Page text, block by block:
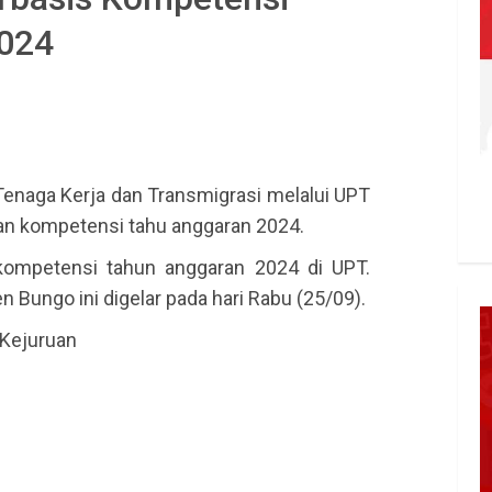
Kerja dan Transmigrasi melalui UPT
kompetensi tahu anggaran 2024.
tahun anggaran 2024 di UPT.
Bungo ini digelar pada hari Rabu (25/09).